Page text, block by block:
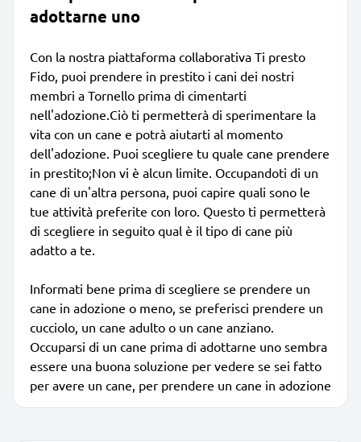
adottarne uno
Con la nostra piattaforma collaborativa Ti presto
Fido, puoi prendere in prestito i cani dei nostri
membri a Tornello prima di cimentarti
nell'adozione.Ciò ti permetterà di sperimentare la
vita con un cane e potrà aiutarti al momento
dell'adozione. Puoi scegliere tu quale cane prendere
in prestito;Non vi è alcun limite. Occupandoti di un
cane di un'altra persona, puoi capire quali sono le
tue attività preferite con loro. Questo ti permetterà
di scegliere in seguito qual è il tipo di cane più
adatto a te.
Informati bene prima di scegliere se prendere un
cane in adozione o meno, se preferisci prendere un
cucciolo, un cane adulto o un cane anziano.
Occuparsi di un cane prima di adottarne uno sembra
essere una buona soluzione per vedere se sei fatto
per avere un cane, per prendere un cane in adozione